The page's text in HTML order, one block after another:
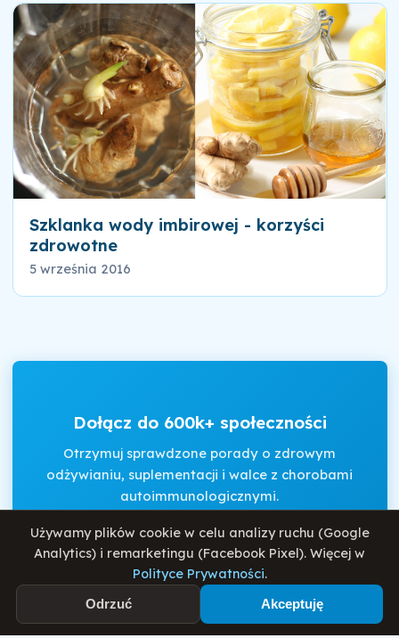
Szklanka wody imbirowej - korzyści
zdrowotne
5 września 2016
Dołącz do 600k+ społeczności
Otrzymuj sprawdzone porady o zdrowym
odżywianiu, suplementacji i walce z chorobami
autoimmunologicznymi.
AkceptujęRegulaminiPolitykę Prywatności
Używamy plików cookie w celu analizy ruchu (Google
Analytics) i remarketingu (Facebook Pixel). Więcej w
Polityce Prywatności.
Odrzuć Akceptuję